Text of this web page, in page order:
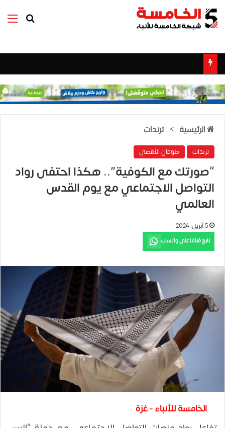
بحث عن
الرئيسية > ترندات
ترندات طوفان الأقصى
“صورتك مع الكوفية”.. هكذا احتفى رواد
التواصل الاجتماعي مع يوم القدس
العالمي
5 أبريل، 2024
تابع قناتنا على واتساب
الخامسة للأنباء - غزة